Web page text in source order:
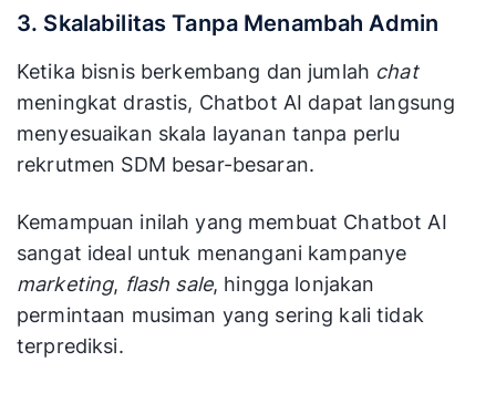
3. Skalabilitas Tanpa Menambah Admin
Ketika bisnis berkembang dan jumlah chat
meningkat drastis, Chatbot AI dapat langsung
menyesuaikan skala layanan tanpa perlu
rekrutmen SDM besar-besaran.
Kemampuan inilah yang membuat Chatbot AI
sangat ideal untuk menangani kampanye
marketing, flash sale, hingga lonjakan
permintaan musiman yang sering kali tidak
terprediksi.